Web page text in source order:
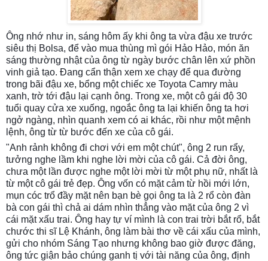
Ông nhớ như in, sáng hôm ấy khi ông ta vừa đậu xe trước
siêu thị Bolsa, để vào mua thùng mì gói Hảo Hảo, món ăn
sáng thường nhật của ông từ ngày bước chân lên xứ phồn
vinh giả tạo. Đang cẩn thận xem xe chạy để qua đường
trong bãi đậu xe, bổng một chiếc xe Toyota Camry màu
xanh, trờ tới đậu lại cạnh ông. Trong xe, một cô gái độ 30
tuổi quay cửa xe xuống, ngoắc ông ta lại khiến ông ta hơi
ngở ngàng, nhìn quanh xem có ai khác, rồi như một mệnh
lệnh, ông từ từ bước đến xe của cô gái.
"Anh rảnh không đi chơi với em một chút", ông 2 run rẩy,
tưởng nghe lầm khi nghe lời mời của cô gái. Cả đời ông,
chưa một lần được nghe một lời mời từ một phụ nữ, nhất là
từ một cô gái trẻ đẹp. Ông vốn có mặt cảm từ hồi mới lớn,
mụn cóc trổ đầy mặt nên bạn bè gọi ông ta là 2 rổ còn đàn
bà con gái thì chả ai dám nhìn thẳng vào mặt của ông 2 vì
cái mặt xấu trai. Ông hay tự ví mình là con trai trời bắt rổ, bắt
chước thi sĩ Lệ Khánh, ông làm bài thơ về cái xấu của mình,
gửi cho nhóm Sáng Tạo nhưng không bao giờ được đăng,
ông tức giận bảo chúng ganh tị với tài năng của ông, định